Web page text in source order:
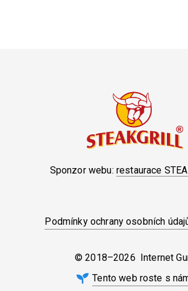
Sponzor webu: restaurace
Podmínky ochrany osobních
© 2018–2026 Internet
Tento web roste s